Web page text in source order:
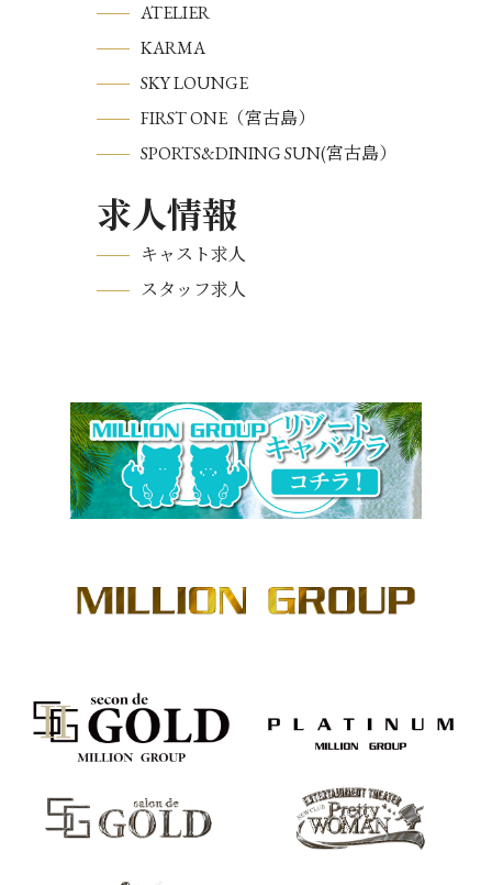
ATELIER
KARMA
SKY LOUNGE
FIRST ONE（宮古島）
SPORTS&DINING SUN(宮古島）
求人情報
キャスト求人
スタッフ求人